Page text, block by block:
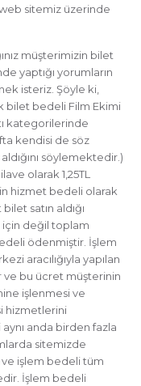
sitemiz üzerinde
müşterimizin bilet
yaptığı yorumların
isteriz. Şöyle ki,
bilet bedeli Film Ekimi
kategorilerinde
kendisi de söz
söylemektedir.)
olarak 1,25TL
hizmet bedeli olarak
satın aldığı
için değil toplam
ödenmiştir. İşlem
aracılığıyla yapılan
ve bu ücret müşterinin
işlenmesi ve
hizmetlerini
anda birden fazla
sitemizde
ve işlem bedeli tüm
İşlem bedeli